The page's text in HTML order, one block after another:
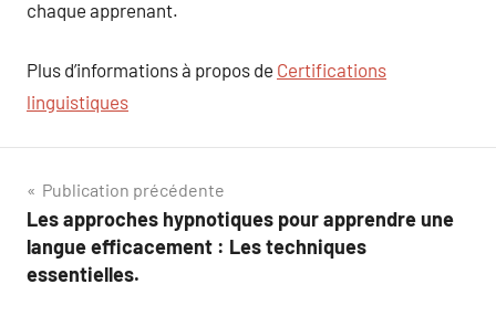
chaque apprenant.
Plus d’informations à propos de Certifications
linguistiques
Navigation
de
l’article
Publication précédente
Les approches hypnotiques pour apprendre une
langue efficacement : Les techniques
essentielles.